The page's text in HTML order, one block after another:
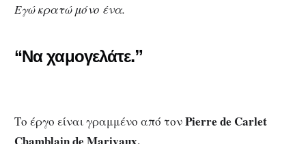
Εγώ κρατώ μόνο ένα.
“Να χαμογελάτε.”
Το έργο είναι γραμμένο από τονPierre de Carlet